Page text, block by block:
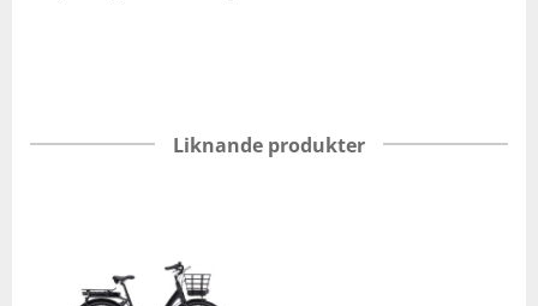
Liknande produkter